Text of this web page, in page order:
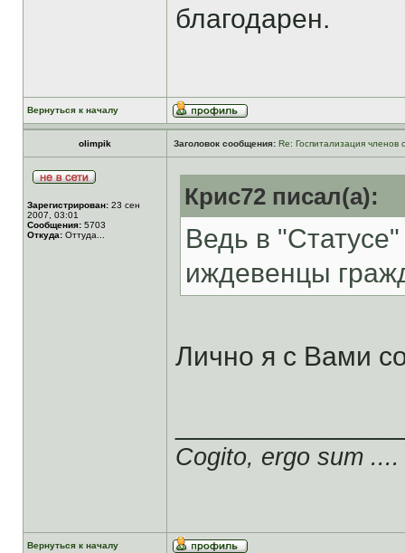
благодарен.
Вернуться к началу
olimpik Заголовок сообщения: Re: Госпитализация членов
Зарегистрирован: 23 сен
2007, 03:01
Сообщения: 5703
Откуда: Оттуда...
Крис72 писал(а):
Ведь в
иждевенцы
Лично я с Вами
Cogito, ergo sum ....
Вернуться к началу